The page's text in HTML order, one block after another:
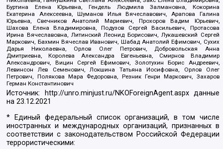
Буртина Елена Юрьевна, Гендель Людмила Залмановна, Кокорина
Екатерина Алексеевна, Шуманов Илья Вячеславович, Арапова Галина
Юрьевна, Свечников Анатолий Мариевич, Прохоров Вадим Юрьевич,
Шахова Елена Владимировна, Подузов Сергей Васильевич, Протасова
Ирина Вячеславовна, Литинский Леонид Борисович, Лукашевский Сергей
Маркович, Бахмин Вячеслав Иванович, Шабад Анатолий Ефимович, Сухих
Дарья Николаевна, Орлов Олег Петрович, Добровольская Анна
Дмитриевна, Королева Александра Евгеньевна, Смирнов Владимир
Александрович, Вицин Сергей Ефимович, Золотухин Борис Андреевич,
Левинсон Лев Семенович, Локшина Татьяна Иосифовна, Орлов Олег
Петрович, Полякова Мара Федоровна, Резник Генри Маркович, Захаров
Герман Константинович
Источник: http://unro.minjust.ru/NKOForeignAgent.aspxданные
на23.12.2021
* Единый федеральный список организаций, в том числе
иностранных и международных организаций, признанных в
соответствии с законодательством Российской Федерации
террористическими: